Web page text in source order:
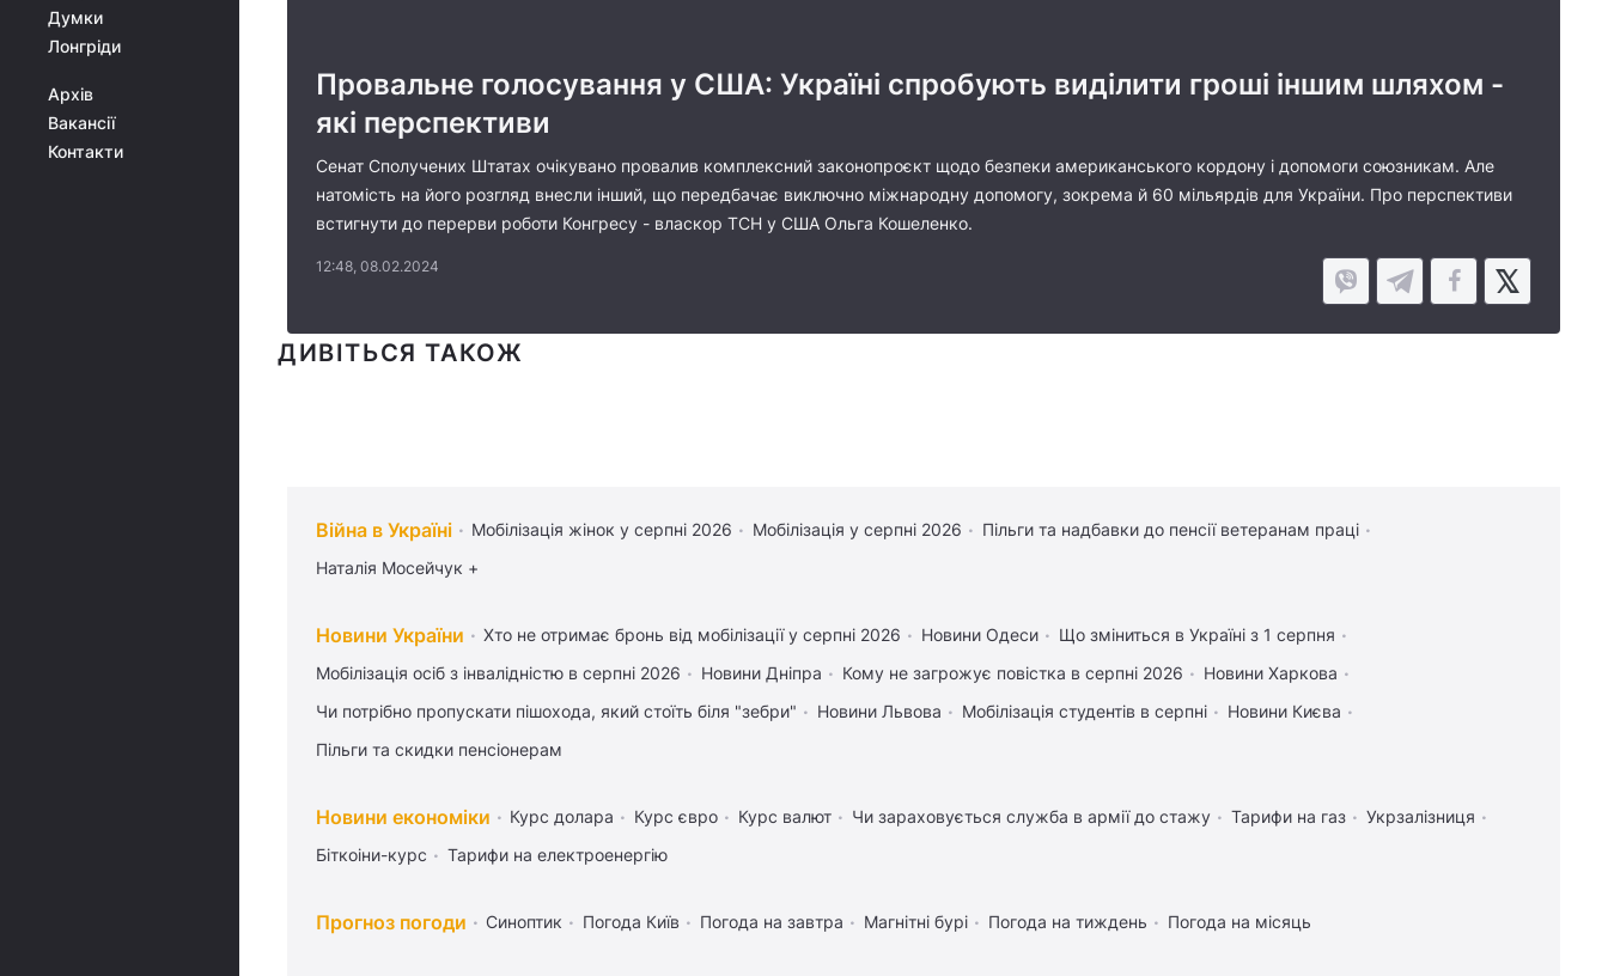
Думки
Лонгріди
Архів
Вакансії
Контакти
Провальне голосування у США: Україні спробують виділити гроші іншим шляхом -
які перспективи
Сенат Сполучених Штатах очікувано провалив комплексний законопроєкт щодо безпеки американського кордону і допомоги союзникам. Але
натомість на його розгляд внесли інший, що передбачає виключно міжнародну допомогу, зокрема й 60 мільярдів для України. Про перспективи
встигнути до перерви роботи Конгресу - власкор ТСН у США Ольга Кошеленко.
12:48, 08.02.2024
ДИВІТЬСЯ ТАКОЖ
Війна в Україні Мобілізація жінок у серпні 2026 Мобілізація у серпні 2026
Пільги та надбавки до пенсії ветеранам праці
Наталія Мосейчук +
Новини України Хто не отримає бронь від мобілізації у серпні 2026 Новини Одеси
Що зміниться в Україні з 1 серпня
Мобілізація осіб з інвалідністю в серпні 2026
Новини Дніпра Кому не загрожує повістка в серпні 2026
Новини Харкова
Чи потрібно пропускати пішохода, який стоїть біля "зебри"
Новини Львова Мобілізація студентів в серпні
Новини Києва
Пільги та скидки пенсіонерам
Новини економіки Курс долара Курс євро Курс валют Чи зараховується служба в армії до стажу Тарифи на газ
Укрзалізниця
Біткоіни-курс
Тарифи на електроенергію
Прогноз погоди Синоптик Погода Київ Погода на завтра Магнітні бурі Погода на тиждень Погода на місяць